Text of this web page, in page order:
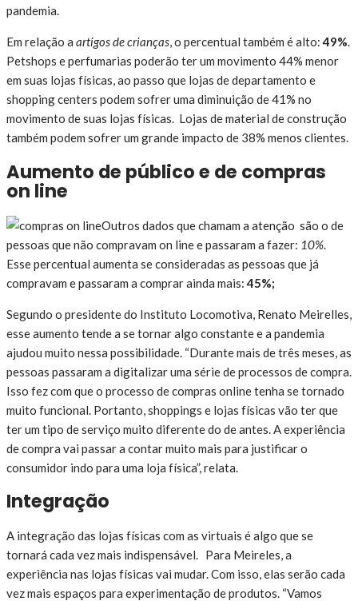
pandemia.
Em relação a artigos de crianças, o percentual também é alto:49%.
Petshops e perfumarias poderão ter um movimento 44% menor
em suas lojas físicas, ao passo que lojas de departamento e
shopping centers podem sofrer uma diminuição de 41% no
movimento de suas lojas físicas. Lojas de material de construção
também podem sofrer um grande impacto de 38% menos clientes.
Aumento de público e de compras
on line
Outros dados que chamam a atenção são o de
pessoas que não compravam on line e passaram a fazer: 10%.
Esse percentual aumenta se consideradas as pessoas que já
compravam e passaram a comprar ainda mais:45%;
Segundo o presidente do Instituto Locomotiva, Renato Meirelles,
esse aumento tende a se tornar algo constante e a pandemia
ajudou muito nessa possibilidade. “Durante mais de três meses, as
pessoas passaram a digitalizar uma série de processos de compra.
Isso fez com que o processo de compras online tenha se tornado
muito funcional. Portanto, shoppings e lojas físicas vão ter que
ter um tipo de serviço muito diferente do de antes. A experiência
de compra vai passar a contar muito mais para justificar o
consumidor indo para uma loja física”, relata.
Integração
A integração das lojas físicas com as virtuais é algo que se
tornará cada vez mais indispensável. Para Meireles, a
experiência nas lojas físicas vai mudar. Com isso, elas serão cada
vez mais espaços para experimentação de produtos. “Vamos